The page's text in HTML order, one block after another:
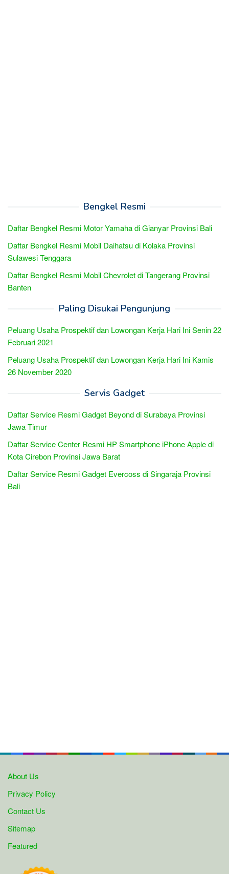
Bengkel Resmi
Daftar Bengkel Resmi Motor Yamaha di Gianyar Provinsi Bali
Daftar Bengkel Resmi Mobil Daihatsu di Kolaka Provinsi
Sulawesi Tenggara
Daftar Bengkel Resmi Mobil Chevrolet di Tangerang Provinsi
Banten
Paling Disukai Pengunjung
Peluang Usaha Prospektif dan Lowongan Kerja Hari Ini Senin 22
Februari 2021
Peluang Usaha Prospektif dan Lowongan Kerja Hari Ini Kamis
26 November 2020
Servis Gadget
Daftar Service Resmi Gadget Beyond di Surabaya Provinsi
Jawa Timur
Daftar Service Center Resmi HP Smartphone iPhone Apple di
Kota Cirebon Provinsi Jawa Barat
Daftar Service Resmi Gadget Evercoss di Singaraja Provinsi
Bali
About Us
Privacy Policy
Contact Us
Sitemap
Featured